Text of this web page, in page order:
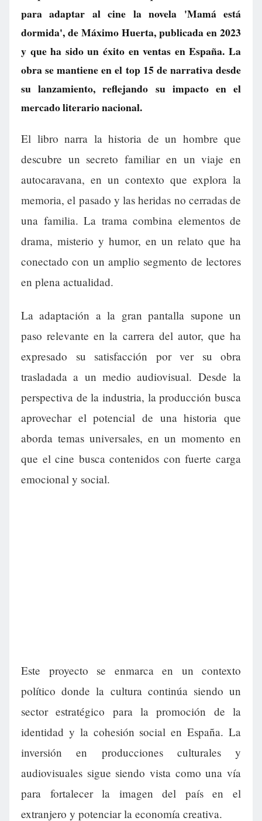
para adaptar al cine la novela 'Mamá está
dormida', de Máximo Huerta, publicada en 2023
y que ha sido un éxito en ventas en España. La
obra se mantiene en el top 15 de narrativa desde
su lanzamiento, reflejando su impacto en el
mercado literario nacional.
El libro narra la historia de un hombre que
descubre un secreto familiar en un viaje en
autocaravana, en un contexto que explora la
memoria, el pasado y las heridas no cerradas de
una familia. La trama combina elementos de
drama, misterio y humor, en un relato que ha
conectado con un amplio segmento de lectores
en plena actualidad.
La adaptación a la gran pantalla supone un
paso relevante en la carrera del autor, que ha
expresado su satisfacción por ver su obra
trasladada a un medio audiovisual. Desde la
perspectiva de la industria, la producción busca
aprovechar el potencial de una historia que
aborda temas universales, en un momento en
que el cine busca contenidos con fuerte carga
emocional y social.
Este proyecto se enmarca en un contexto
político donde la cultura continúa siendo un
sector estratégico para la promoción de la
identidad y la cohesión social en España. La
inversión en producciones culturales y
audiovisuales sigue siendo vista como una vía
para fortalecer la imagen del país en el
extranjero y potenciar la economía creativa.